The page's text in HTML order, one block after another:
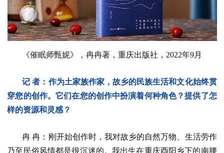
《催眠师甄妮》，冉冉著，重庆出版社，2022年9月
记 者：作为土家族作家，故乡的民族生活和文化始终贯
穿您的创作。它们在您的创作中扮演着何种角色？提供了怎
样的资源和灵感？
冉 冉：刚开始创作时，我对故乡的自然万物、生活劳作
乃至民俗风情都是很沉迷的。我出生在重庆酉阳乡下的南腰